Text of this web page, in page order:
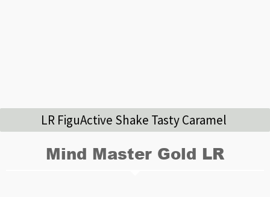
LR FiguActive Shake Tasty Caramel
Mind Master Gold LR